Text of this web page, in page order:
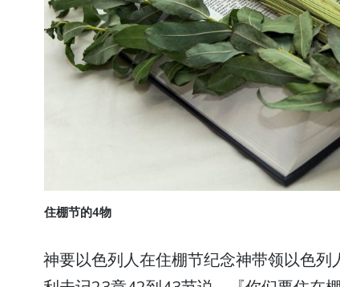
住棚节的4物
神要以色列人在住棚节纪念神带领以色列